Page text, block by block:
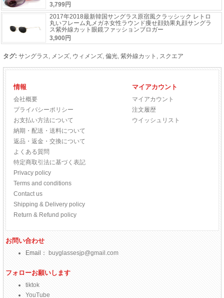
3,799円
2017年2018最新韓国サングラス原宿風クラッシック レトロ
丸いフレーム丸メガネ女性ラウンド痩せ顔効果丸顔サングラ
ス紫外線カット眼鏡ファッションブロガー
3,900円
タグ: サングラス, メンズ, ウィメンズ, 偏光, 紫外線カット , スクエア
情報
会社概要
プライバシーポリシー
お支払い方法について
納期・配送・送料について
返品・返金・交換について
よくある質問
特定商取引法に基づく表記
Privacy policy
Terms and conditions
Contact us
Shipping & Delivery policy
Return & Refund policy
マイアカウント
マイアカウント
注文履歴
ウイッシュリスト
お問い合わせ
Email： buyglassesjp@gmail.com
フォローお願いします
tiktok
YouTube